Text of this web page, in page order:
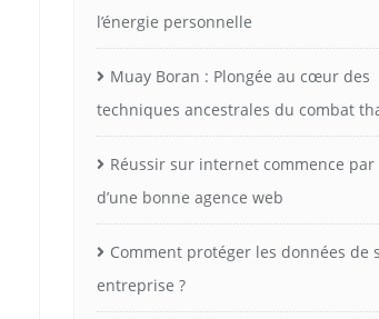
l’énergie personnelle
Muay Boran : Plongée au cœur des
techniques ancestrales du combat
Réussir sur internet commence par
d’une bonne agence web
Comment protéger les données de
entreprise ?